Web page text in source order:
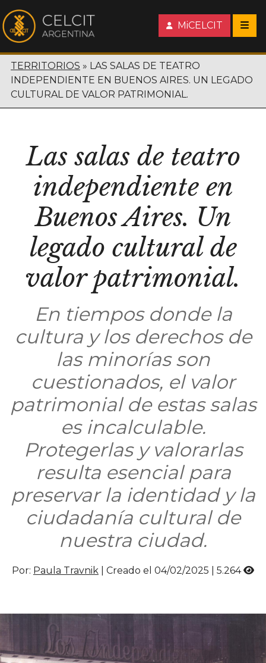
MiCELCIT
TERRITORIOS
LAS SALAS DE TEATRO
INDEPENDIENTE EN BUENOS AIRES. UN LEGADO
CULTURAL DE VALOR PATRIMONIAL.
Las salas de teatro
independiente en
Buenos Aires. Un
legado cultural de
valor patrimonial.
En tiempos donde la
cultura y los derechos de
las minorías son
cuestionados, el valor
patrimonial de estas salas
es incalculable.
Protegerlas y valorarlas
resulta esencial para
preservar la identidad y la
ciudadanía cultural de
nuestra ciudad.
Por: Paula Travnik | Creado el 04/02/2025 | 5.264